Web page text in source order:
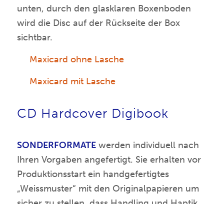
unten, durch den glasklaren Boxenboden
wird die Disc auf der Rückseite der Box
sichtbar.
Maxicard ohne Lasche
Maxicard mit Lasche
CD Hardcover Digibook
SONDERFORMATEwerden individuell nach
Ihren Vorgaben angefertigt. Sie erhalten vor
Produktionsstart ein handgefertigtes
„Weissmuster“ mit den Originalpapieren um